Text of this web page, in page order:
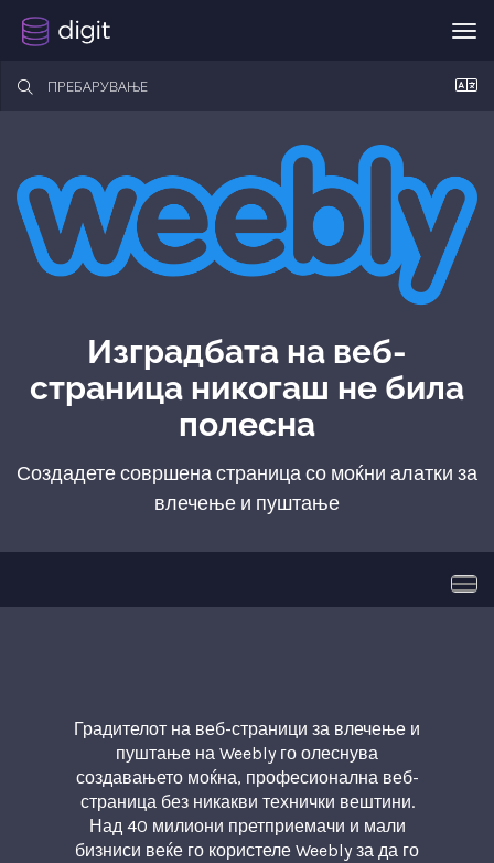
Изградбата на веб-
страница никогаш не била
полесна
Создадете совршена страница со моќни алатки за
влечење и пуштање
Градителот на веб-страници за влечење и
пуштање на Weebly го олеснува
создавањето моќна, професионална веб-
страница без никакви технички вештини.
Над 40 милиони претприемачи и мали
бизниси веќе го користеле Weebly за да го